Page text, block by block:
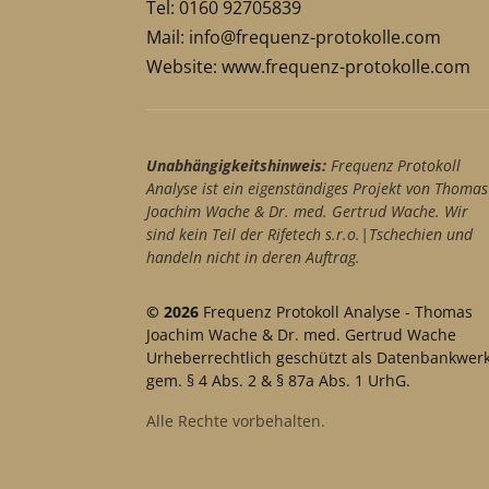
Tel: 0160 92705839
Mail: info@frequenz-protokolle.com
Website:www.frequenz-protokolle.com
Unabhängigkeitshinweis: Frequenz Protokoll
Analyse ist ein eigenständiges Projekt von Thomas
Joachim Wache & Dr. med. Gertrud Wache. Wir
sind kein Teil der Rifetech s.r.o.|Tschechien und
handeln nicht in deren Auftrag.
© 2026 Frequenz Protokoll Analyse - Thomas
Joachim Wache & Dr. med. Gertrud Wache
Urheberrechtlich geschützt als
gem. § 4 Abs. 2 & § 87a Abs. 1 UrhG.
Alle Rechte vorbehalten.